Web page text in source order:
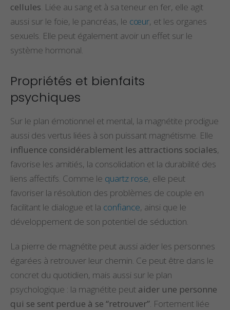
cellules. Liée au sang et à sa teneur en fer, elle agit
aussi sur le foie, le pancréas, le cœur, et les organes
sexuels. Elle peut également avoir un effet sur le
système hormonal.
Propriétés et bienfaits
psychiques
Sur le plan émotionnel et mental, la magnétite prodigue
aussi des vertus liées à son puissant magnétisme. Elle
influence considérablement les attractions sociales,
favorise les amitiés, la consolidation et la durabilité des
liens affectifs. Comme le quartz rose, elle peut
favoriser la résolution des problèmes de couple en
facilitant le dialogue et la confiance, ainsi que le
développement de son potentiel de séduction.
La pierre de magnétite peut aussi aider les personnes
égarées à retrouver leur chemin. Ce peut être dans le
concret du quotidien, mais aussi sur le plan
psychologique : la magnétite peut aider une personne
qui se sent perdue à se “retrouver”. Fortement liée